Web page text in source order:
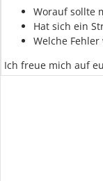
Worauf sollte
Hat sich ein
Welche
Ich freue mich auf